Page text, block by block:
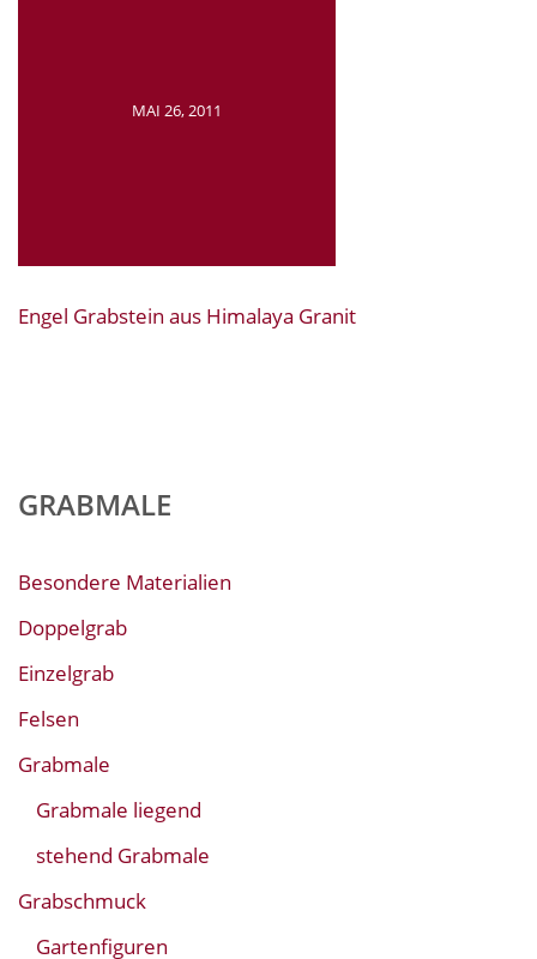
MAI 26, 2011
Engel Grabstein aus Himalaya Granit
GRABMALE
Besondere Materialien
Doppelgrab
Einzelgrab
Felsen
Grabmale
Grabmale liegend
stehend Grabmale
Grabschmuck
Gartenfiguren